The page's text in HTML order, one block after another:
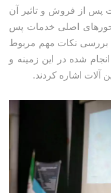
از فروش و تاثیر آن
اصلی خدمات پس
بررسی نکات مهم مربوط
شده در این زمینه و
آلات اشاره کردند.